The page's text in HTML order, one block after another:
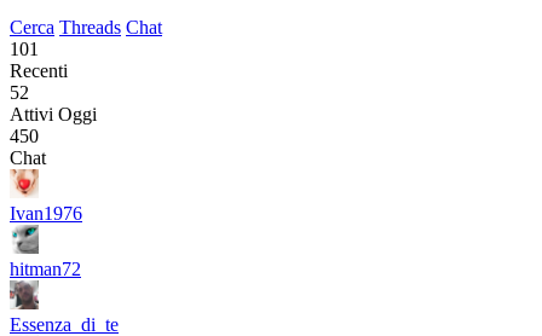
Cerca Threads Chat
101
Recenti
52
Attivi Oggi
450
Chat
Ivan1976
hitman72
Essenza_di_te